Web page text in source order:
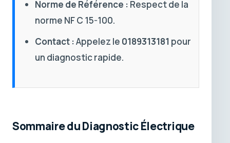
Norme de Référence : Respect de la
norme NF C 15-100.
Contact :Appelez le 0189313181 pour
un diagnostic rapide.
Sommaire du Diagnostic Électrique